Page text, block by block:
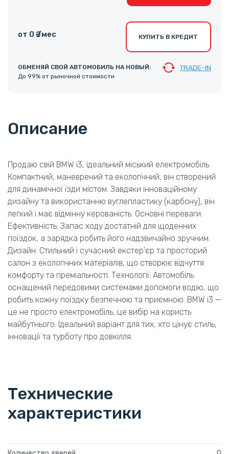
от 0 ₴ /мес КУПИТЬ В КРЕДИТ
ОБМЕНЯЙ СВОЙ АВТОМОБИЛЬ НА НОВЫЙ:
До 99% от рыночной стоимости
TRADE-IN
Технические
характеристики
Описание
Продаю свій BMW i3, ідеальний міський електромобіль.
Компактний, маневрений та екологічний, він створений
для динамічної їзди містом. Завдяки інноваційному
дизайну та використанню вуглепластику (карбону), він
легкий і має відмінну керованість. Основні переваги:
Ефективність: Запас ходу достатній для щоденних
поїздок, а зарядка робить його надзвичайно зручним.
Дизайн: Стильний і сучасний екстер'єр та просторий
салон з екологічних матеріалів, що створює відчуття
комфорту та преміальності. Технології: Автомобіль
оснащений передовими системами допомоги водію, що
робить кожну поїздку безпечною та приємною. BMW i3 —
це не просто електромобіль, це вибір на користь
майбутнього. Ідеальний варіант для тих, хто цінує стиль,
інновації та турботу про довкілля.